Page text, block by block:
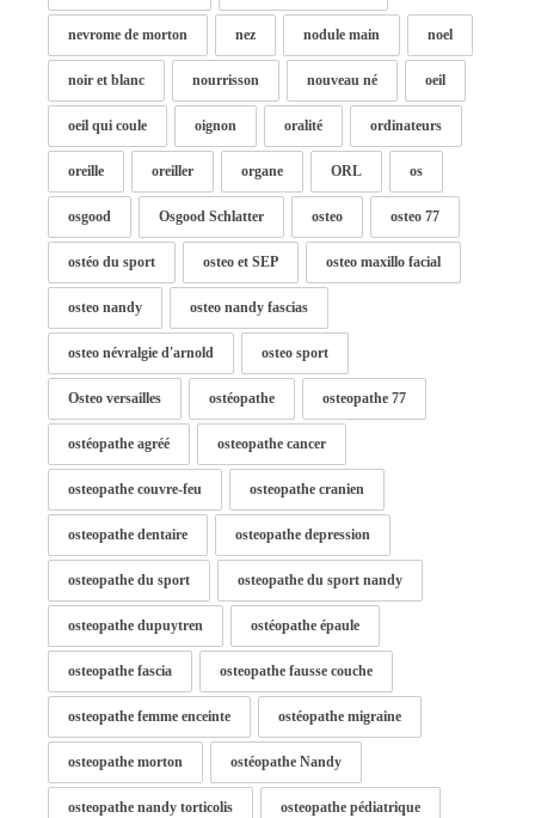
nevrome de morton nez nodule main noel
noir et blanc nourrisson nouveau né oeil
oeil qui coule oignon oralité ordinateurs
oreille oreiller organe ORL os
osgood Osgood Schlatter osteo osteo 77
ostéo du sport osteo et SEP osteo maxillo facial
osteo nandy osteo nandy fascias
osteo névralgie d'arnold osteo sport
Osteo versailles ostéopathe osteopathe 77
ostéopathe agréé osteopathe cancer
osteopathe couvre-feu osteopathe cranien
osteopathe dentaire osteopathe depression
osteopathe du sport osteopathe du sport nandy
osteopathe dupuytren ostéopathe épaule
osteopathe fascia osteopathe fausse couche
osteopathe femme enceinte ostéopathe migraine
osteopathe morton ostéopathe Nandy
osteopathe nandy torticolis osteopathe pédiatrique